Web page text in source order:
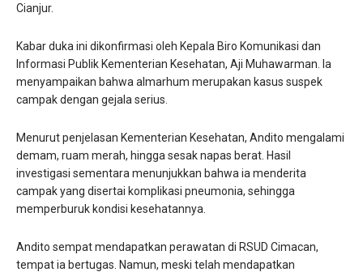
Cianjur.
Kabar duka ini dikonfirmasi oleh Kepala Biro Komunikasi dan
Informasi Publik Kementerian Kesehatan, Aji Muhawarman. Ia
menyampaikan bahwa almarhum merupakan kasus suspek
campak dengan gejala serius.
Menurut penjelasan Kementerian Kesehatan, Andito mengalami
demam, ruam merah, hingga sesak napas berat. Hasil
investigasi sementara menunjukkan bahwa ia menderita
campak yang disertai komplikasi pneumonia, sehingga
memperburuk kondisi kesehatannya.
Andito sempat mendapatkan perawatan di RSUD Cimacan,
tempat ia bertugas. Namun, meski telah mendapatkan